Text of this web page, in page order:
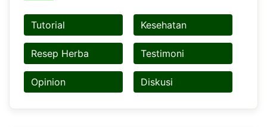
Tutorial Kesehatan
Resep Herba Testimoni
Opinion Diskusi